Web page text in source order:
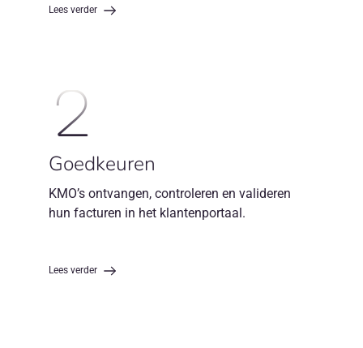
Lees verder
2
Goedkeuren
KMO’s ontvangen, controleren en valideren
hun facturen in het klantenportaal.
Lees verder